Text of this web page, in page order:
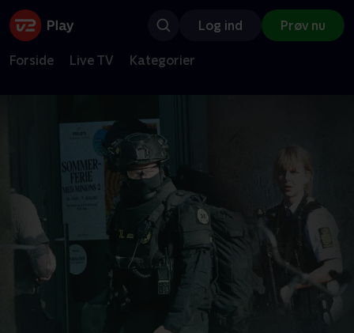
Log ind Prøv nu
Forside Live TV Kategorier